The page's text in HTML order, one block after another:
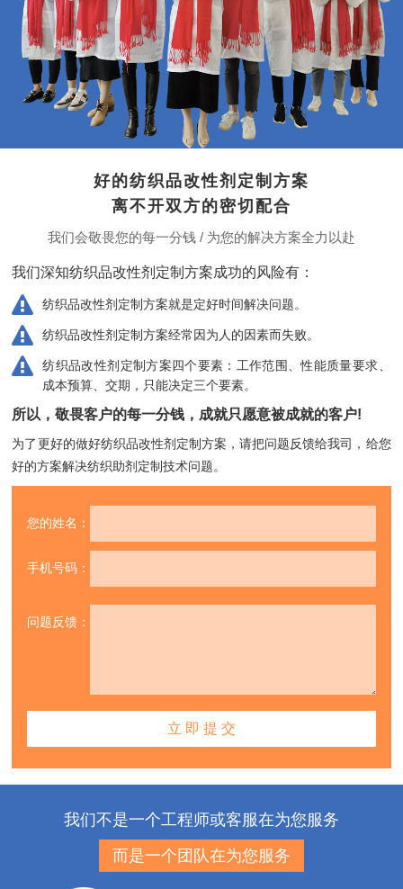
好的纺织品改性剂定制方案
离不开双方的密切配合
我们会敬畏您的每一分钱 / 为您的解决方案全力以赴
我们深知纺织品改性剂定制方案成功的风险有：
纺织品改性剂定制方案就是定好时间解决问题。
纺织品改性剂定制方案经常因为人的因素而失败。
纺织品改性剂定制方案四个要素：工作范围、性能质量要求、
成本预算、交期，只能决定三个要素。
所以，敬畏客户的每一分钱，成就只愿意被成就的客户!
为了更好的做好纺织品改性剂定制方案，请把问题反馈给我司， 给您
好的方案解决纺织助剂定制技术问题。
您的姓名：
手机号码：
问题反馈：
我们不是一个工程师或客服在为您服务
而是一个团队在为您服务